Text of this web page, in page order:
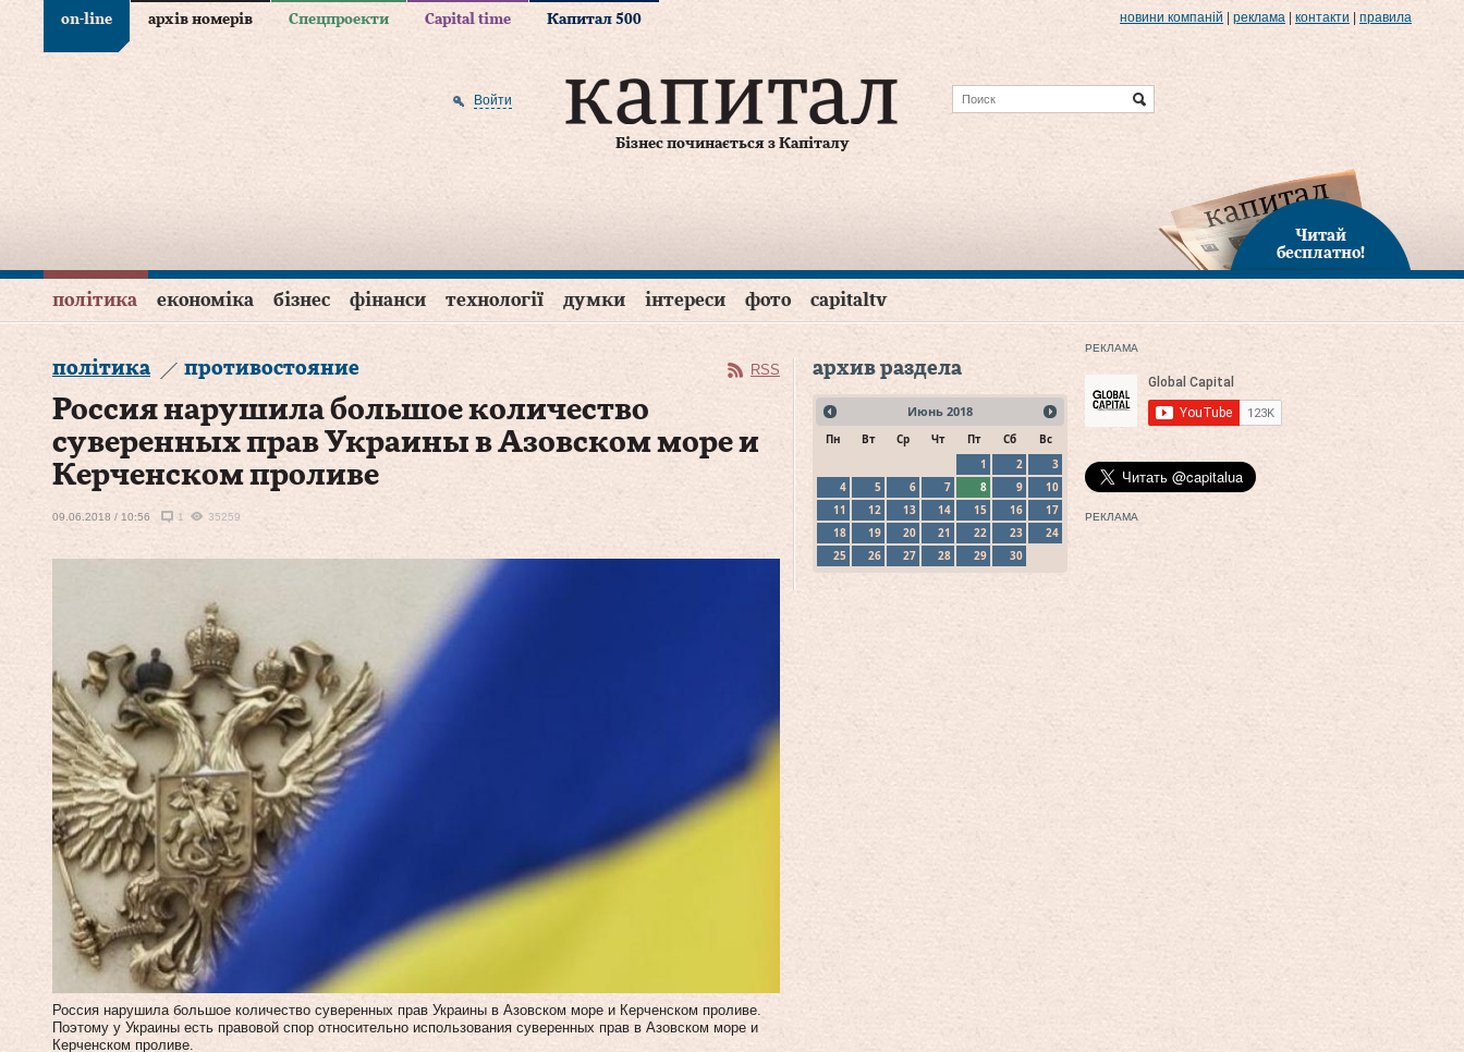
on-line архів номерів Спецпроекти Capital time Капитал 500 новини компаній реклама контакти правила
Бізнес починається з Капіталу
Войти
Читай
бесплатно!
політика економіка бізнес фінанси технології думки інтереси фото capitaltv
політика противостояние RSS
Россия нарушила большое количество
суверенных прав Украины в Азовском море и
Керченском проливе
09.06.2018 / 10:56 1 35259
Россия нарушила большое количество суверенных прав Украины в Азовском море и Керченском проливе.
Поэтому у Украины есть правовой спор относительно использования суверенных прав в Азовском море и
Керченском проливе.
архив раздела
Июнь 2018
Пн Вт Ср Чт Пт Сб
Вс
1
2
3
4
5 6 7 8 9
10
11
12 13 14 15 16
17
18
19 20 21 22 23
24
25
26 27 28 29 30
РЕКЛАМА
РЕКЛАМА